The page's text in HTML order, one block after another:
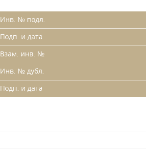
Инв. № подл.
Подп. и дата
Взам. инв. №
Инв. № дубл.
Подп. и дата